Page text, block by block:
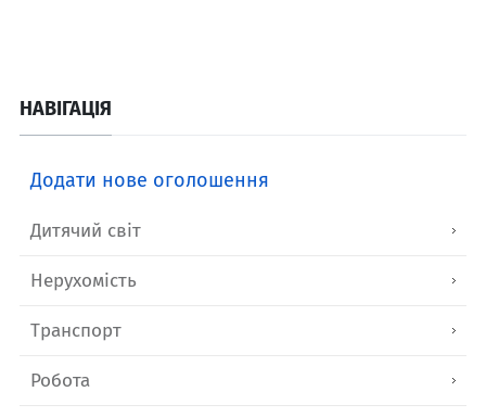
НАВІГАЦІЯ
Додати нове оголошення
Дитячий світ
Нерухомість
Транспорт
Робота